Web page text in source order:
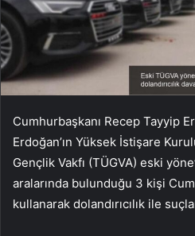
Cumhurbaşkanı Recep Tayyip
Erdoğan’ın Yüksek İstişare
Gençlik Vakfı (TÜGVA) eski
aralarında bulunduğu 3 kişi
kullanarak dolandırıcılık ile